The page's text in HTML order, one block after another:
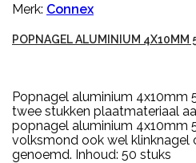
Merk: Connex
POPNAGEL ALUMINIUM 4X10MM
Popnagel aluminium 4x10mm
twee stukken plaatmateriaal
popnagel aluminium 4x10mm
volksmond ook wel klinknagel
genoemd. Inhoud: 50 stuks